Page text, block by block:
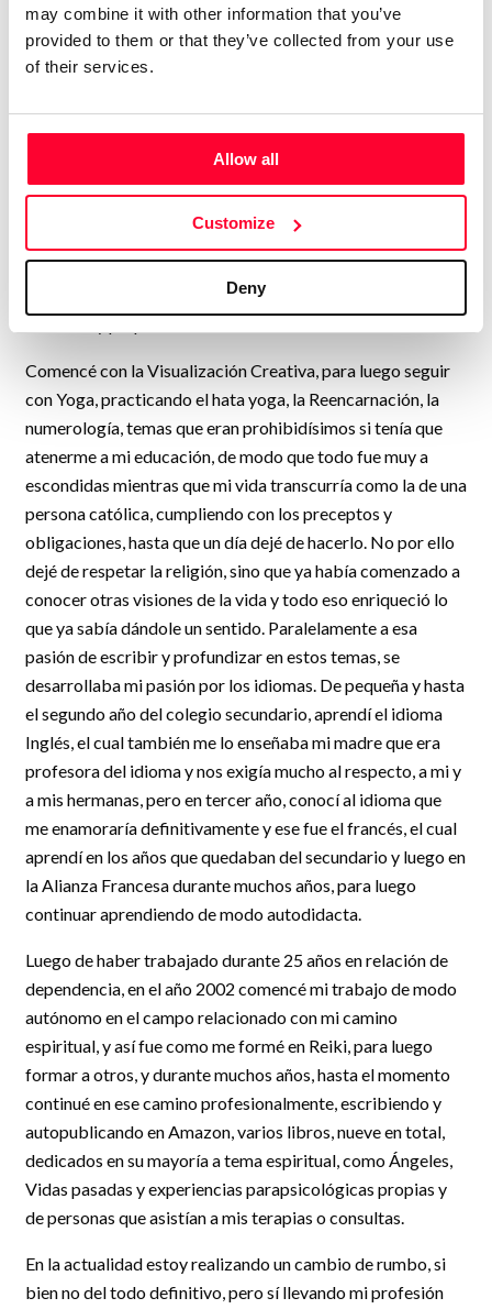
may combine it with other information that you’ve
provided to them or that they’ve collected from your use
of their services.
Allow all
Customize
Deny
profundizar en historias religiosas.
Cerca de los catorce años comencé a darme cuenta de que
Comencé a entender que algunas cosas no estaban bien, al
menos para mí, y a escondidas, me puse a investigar, al
nuevo mundo para mí. Para algunos llamados "la New Age"
para mí, fue algo que tomé con mucho respeto y
responsabilidad y que me acompañó desde entonces, o sea,
Comencé con la Visualización Creativa, para luego seguir
con Yoga, practicando el hata yoga, la Reencarnación, la
numerología, temas que eran prohibidísimos si tenía que
atenerme a mi educación, de modo que todo fue muy a
escondidas mientras que mi vida transcurría como la de una
persona católica, cumpliendo con los preceptos y
obligaciones, hasta que un día dejé de hacerlo. No por ello
dejé de respetar la religión, sino que ya había comenzado a
conocer otras visiones de la vida y todo eso enriqueció lo
que ya sabía dándole un sentido. Paralelamente a esa
pasión de escribir y profundizar en estos temas, se
desarrollaba mi pasión por los idiomas. De pequeña y hasta
el segundo año del colegio secundario, aprendí el idioma
Inglés, el cual también me lo enseñaba mi madre que era
profesora del idioma y nos exigía mucho al respecto, a mi y
a mis hermanas, pero en tercer año, conocí al idioma que
me enamoraría definitivamente y ese fue el francés, el cual
aprendí en los años que quedaban del secundario y luego en
la Alianza Francesa durante muchos años, para luego
continuar aprendiendo de modo autodidacta.
Luego de haber trabajado durante 25 años en relación de
dependencia, en el año 2002 comencé mi trabajo de modo
autónomo en el campo relacionado con mi camino
espiritual, y así fue como me formé en Reiki, para luego
formar a otros, y durante muchos años, hasta el momento
continué en ese camino profesionalmente, escribiendo y
autopublicando en Amazon, varios libros, nueve en total,
dedicados en su mayoría a tema espiritual, como Ángeles,
Vidas pasadas y experiencias parapsicológicas propias y
de personas que asistían a mis terapias o consultas.
En la actualidad estoy realizando un cambio de rumbo, si
bien no del todo definitivo, pero sí llevando mi profesión